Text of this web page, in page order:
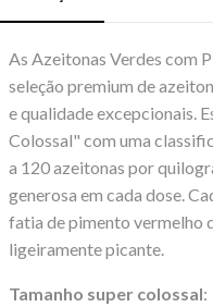
As Azeitonas Verdes com
seleção premium de
e qualidade excepcionais.
Colossal" com uma
a 120 azeitonas por
generosa em cada dose.
fatia de pimento vermelho
ligeiramente picante.
Tamanho super colossal: